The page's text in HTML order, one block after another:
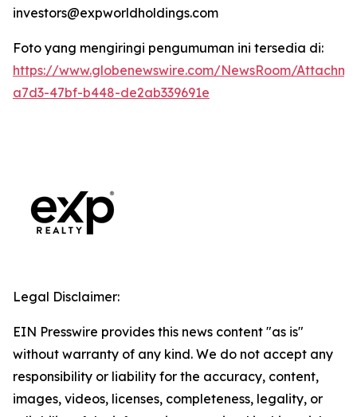
investors@expworldholdings.com
Foto yang mengiringi pengumuman ini tersedia di:
https://www.globenewswire.com/NewsRoom/
a7d3-47bf-b448-de2ab339691e
Legal Disclaimer:
EIN Presswire provides this news content "as is"
without warranty of any kind. We do not accept any
responsibility or liability for the accuracy, content,
images, videos, licenses, completeness, legality, or